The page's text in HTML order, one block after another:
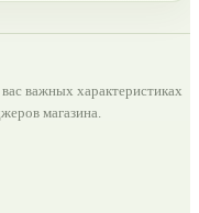
важных характеристиках
магазина.